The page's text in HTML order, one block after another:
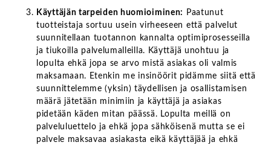
Käyttäjän tarpeiden huomioiminen: Paatunut
tuotteistaja sortuu usein virheeseen että palvelut
suunnitellaan tuotannon kannalta optimiprosesseilla
ja tiukoilla palvelumalleilla. Käyttäjä unohtuu ja
lopulta ehkä jopa se arvo mistä asiakas oli valmis
maksamaan. Etenkin me insinöörit pidämme siitä että
suunnittelemme (yksin) täydellisen ja osallistamisen
määrä jätetään minimiin ja käyttäjä ja asiakas
pidetään käden mitan päässä. Lopulta meillä on
palveluluettelo ja ehkä jopa sähköisenä mutta se ei
palvele maksavaa asiakasta eikä käyttäjää ja ehkä